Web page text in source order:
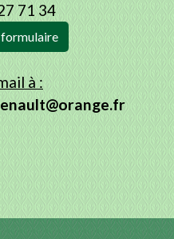
71 34
à :